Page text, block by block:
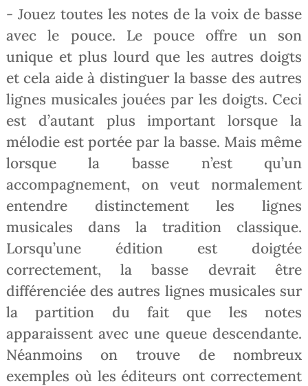
- Jouez toutes les notes de la voix de basse
avec le pouce. Le pouce offre un son
unique et plus lourd que les autres doigts
et cela aide à distinguer la basse des autres
lignes musicales jouées par les doigts. Ceci
est d’autant plus important lorsque la
mélodie est portée par la basse. Mais même
lorsque la basse n’est qu’un
accompagnement, on veut normalement
entendre distinctement les lignes
musicales dans la tradition classique.
Lorsqu’une édition est doigtée
correctement, la basse devrait être
différenciée des autres lignes musicales sur
la partition du fait que les notes
apparaissent avec une queue descendante.
Néanmoins on trouve de nombreux
exemples où les éditeurs ont correctement